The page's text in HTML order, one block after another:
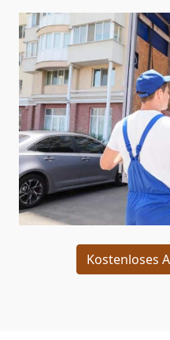
Kostenloses